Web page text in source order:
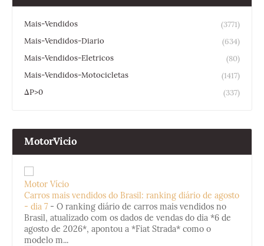
Mais-Vendidos
(3771)
Mais-Vendidos-Diario
(634)
Mais-Vendidos-Eletricos
(80)
Mais-Vendidos-Motocicletas
(1417)
ΔP>0
(337)
MotorVicio
Motor Vício
Carros mais vendidos do Brasil: ranking diário de agosto
- dia 7 - O ranking diário de carros mais vendidos no
Brasil, atualizado com os dados de vendas do dia *6 de
agosto de 2026*, apontou a *Fiat Strada* como o
modelo m...